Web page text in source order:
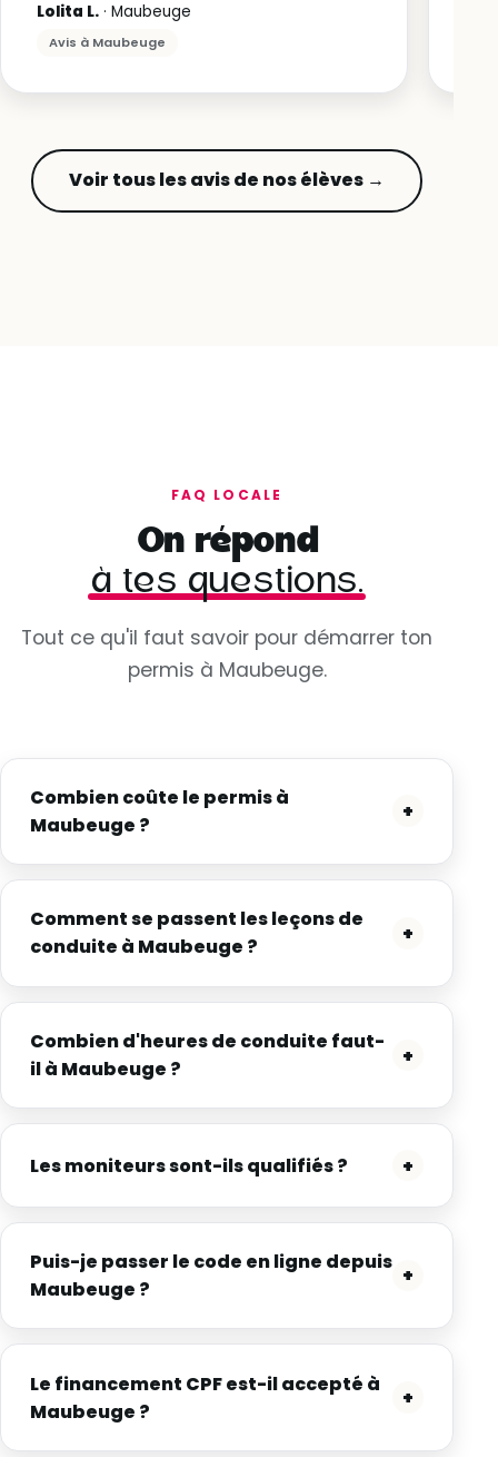
Lolita L. · Maubeuge
Avis à Maubeuge
Voir tous les avis de nos élèves →
FAQ LOCALE
On répond
à tes questions.
Tout ce qu'il faut savoir pour démarrer ton
permis à Maubeuge.
Combien coûte le permis à
Maubeuge ?
+
Comment se passent les leçons de
conduite à Maubeuge ?
+
Combien d'heures de conduite faut-
il à Maubeuge ?
+
Les moniteurs sont-ils qualifiés ? +
Puis-je passer le code en ligne depuis
Maubeuge ?
+
Le financement CPF est-il accepté à
Maubeuge ?
+